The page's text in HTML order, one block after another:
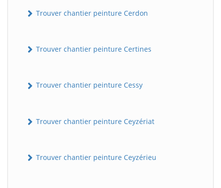
Trouver chantier peinture Cerdon
Trouver chantier peinture Certines
Trouver chantier peinture Cessy
Trouver chantier peinture Ceyzériat
Trouver chantier peinture Ceyzérieu